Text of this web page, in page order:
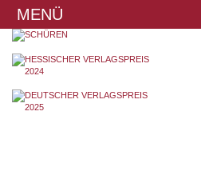
MENÜ